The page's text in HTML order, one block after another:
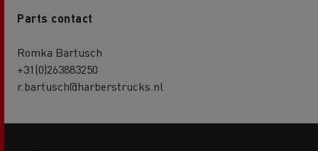
Parts contact
Romka Bartusch
+31(0)263883250
r.bartusch@harberstrucks.nl